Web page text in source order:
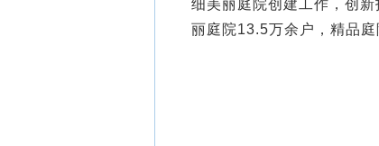
细美丽庭院创建工作，创
丽庭院13.5万余户，精品